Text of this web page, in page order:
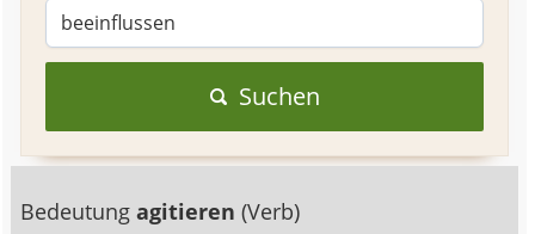
Suchen
Bedeutungagitieren(Verb)